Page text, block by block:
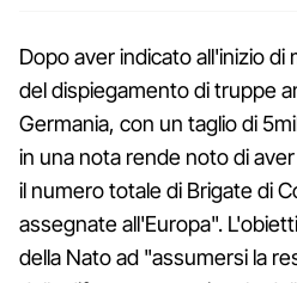
Dopo aver indicato all'inizio di
del dispiegamento di truppe
Germania, con un taglio di
in una nota rende noto di
il numero totale di Brigate di
assegnate all'Europa".
della Nato ad "assumersi la